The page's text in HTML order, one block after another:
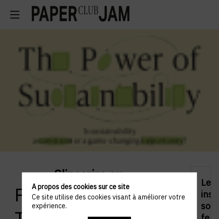
S'inscrire au
Paperjam 10x6 –
Les
sont
A propos des cookies sur ce site
Ce site utilise des cookies visant à améliorer votre
expérience.